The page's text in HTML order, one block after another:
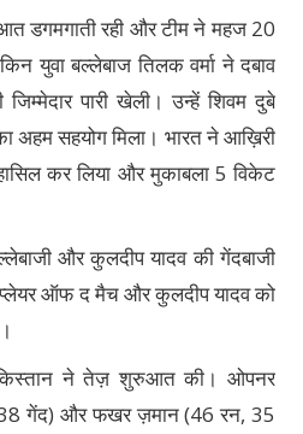
डगमगाती रही और टीम ने महज 20
युवा बल्लेबाज तिलक वर्मा ने दबाव
पारी खेली। उन्हें शिवम दुबे
सहयोग मिला। भारत ने आख़िरी
कर लिया और मुकाबला 5 विकेट
और कुलदीप यादव की गेंदबाजी
प्लेयर ऑफ द मैच और कुलदीप यादव को
ने तेज़ शुरुआत की। ओपनर
38 गेंद) और फखर ज़मान (46 रन, 35